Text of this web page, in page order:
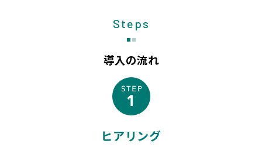
Steps
導入の流れ
ヒアリング